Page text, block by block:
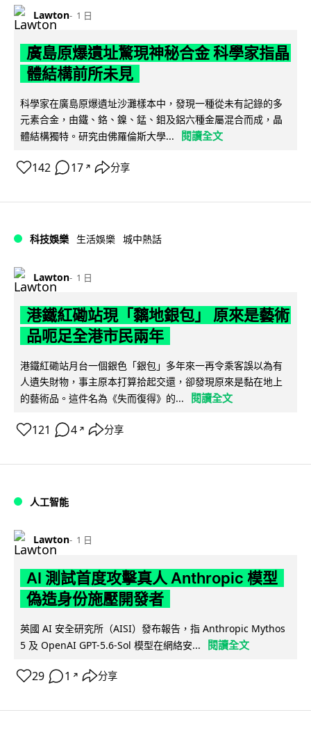
Lawton 1 日
廣島原爆遺址驚現神秘合金 科學家指晶
體結構前所未見
科學家在廣島原爆遺址沙灘樣本中，發現一種從未有記錄的多
元素合金，由鐵、鉻、鎳、錳、鉬及鋁六種金屬混合而成，晶
體結構獨特。研究由佛羅倫斯大學...
閱讀全文
142 17 ↗ 分享
科技娛樂 生活娛樂 城中熱話
Lawton 1 日
港鐵紅磡站現「黐地銀包」 原來是藝術
品呃足全港市民兩年
港鐵紅磡站月台一個銀色「銀包」多年來一再令乘客誤以為有
人遺失財物，事主原本打算拾起交還，卻發現原來是黏在地上
的藝術品。這件名為《失而復得》的...
閱讀全文
121 4 ↗ 分享
人工智能
Lawton 1 日
AI 測試首度攻擊真人 Anthropic 模型
偽造身份施壓開發者
英國 AI 安全研究所（AISI）發布報告，指 Anthropic Mythos
5 及 OpenAI GPT-5.6-Sol 模型在網絡安...
閱讀全文
29 1 ↗ 分享